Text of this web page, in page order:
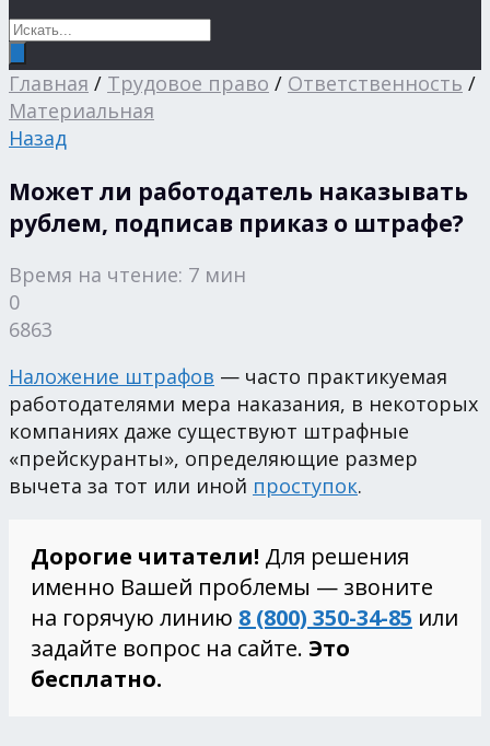
Главная / Трудовое право / Ответственность /
Материальная
Назад
Может ли работодатель наказывать
рублем, подписав приказ о штрафе?
Время на чтение: 7 мин
0
6863
Наложение штрафов — часто практикуемая
работодателями мера наказания, в некоторых
компаниях даже существуют штрафные
«прейскуранты», определяющие размер
вычета за тот или иной проступок.
Дорогие читатели! Для решения
именно Вашей проблемы — звоните
на горячую линию 8 (800) 350-34-85 или
задайте вопрос на сайте. Это
бесплатно.